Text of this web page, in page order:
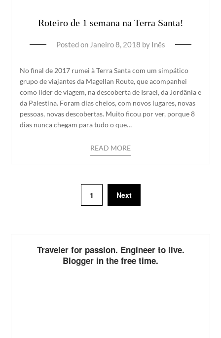
Roteiro de 1 semana na Terra Santa!
Posted on Janeiro 8, 2018 by Inês
No final de 2017 rumei à Terra Santa com um simpático
grupo de viajantes da Magellan Route, que acompanhei
como líder de viagem, na descoberta de Israel, da Jordânia e
da Palestina. Foram dias cheios, com novos lugares, novas
pessoas, novas descobertas. Muito ficou por ver, porque 8
dias nunca chegam para tudo o que…
READ MORE
1 Next
Traveler for passion. Engineer to live.
Blogger in the free time.